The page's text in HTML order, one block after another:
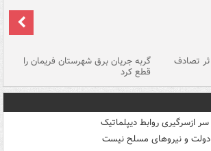
بر اثر تصادف گربه جریان برق شهرستان فریمان را
قطع کرد
ازسرگیری روابط دیپلماتیک
و نیروهای مسلح نیست